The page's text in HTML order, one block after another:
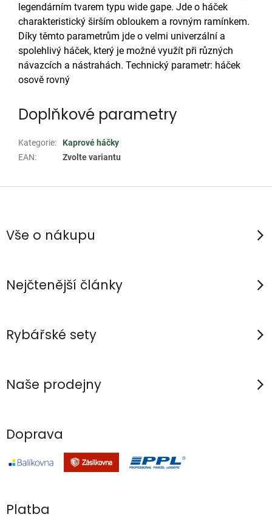
legendárním tvarem typu wide gape. Jde o háček
charakteristický širším obloukem a rovným ramínkem.
Díky těmto parametrům jde o velmi univerzální a
spolehlivý háček, který je možné využít při různých
návazcích a nástrahách. Technický parametr: háček
osově rovný
Doplňkové parametry
Kategorie:
Kaprové háčky
EAN: Zvolte variantu
Z
pVše o nákupu
Nejčtenější články
Rybářské sety
Naše prodejny
Doprava
Platba